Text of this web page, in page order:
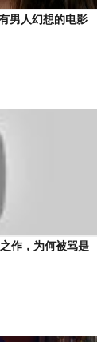
男人幻想的电影
作，为何被骂是